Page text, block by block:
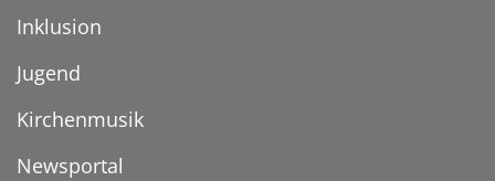
Inklusion
Jugend
Kirchenmusik
Newsportal